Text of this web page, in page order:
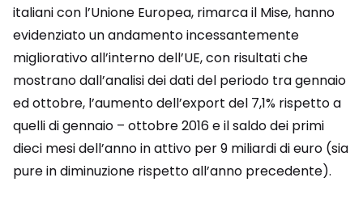
italiani con l’Unione Europea, rimarca il Mise, hanno
evidenziato un andamento incessantemente
migliorativo all’interno dell’UE, con risultati che
mostrano dall’analisi dei dati del periodo tra gennaio
ed ottobre, l’aumento dell’export del 7,1% rispetto a
quelli di gennaio – ottobre 2016 e il saldo dei primi
dieci mesi dell’anno in attivo per 9 miliardi di euro (sia
pure in diminuzione rispetto all’anno precedente).